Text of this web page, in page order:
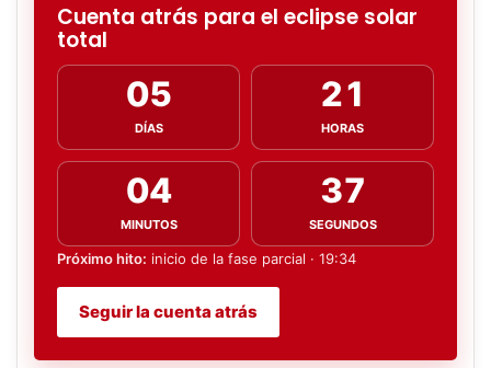
Cuenta atrás para el eclipse solar
total
05
DÍAS
21
HORAS
04
MINUTOS
35
SEGUNDOS
Próximo hito: inicio de la fase parcial · 19:34
Seguir la cuenta atrás